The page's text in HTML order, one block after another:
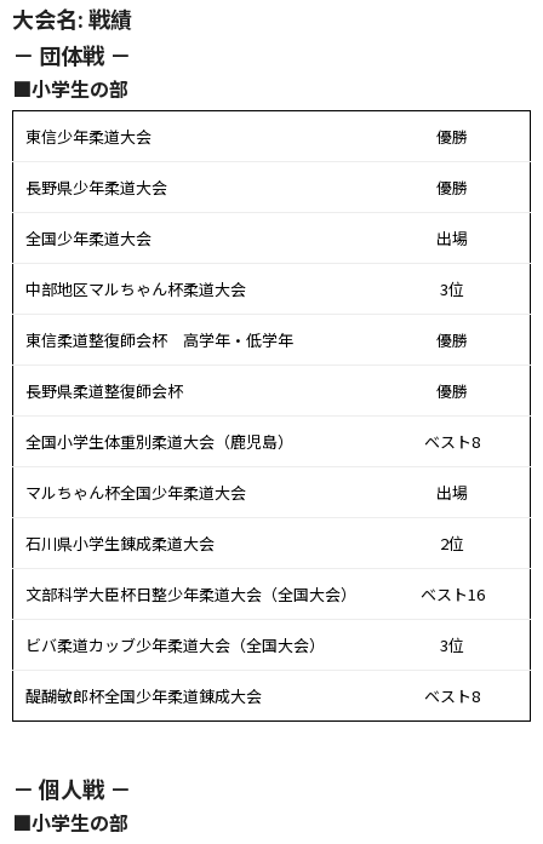
大会名: 戦績
－ 団体戦 －
■小学生の部
東信少年柔道大会 優勝
長野県少年柔道大会 優勝
全国少年柔道大会 出場
中部地区マルちゃん杯柔道大会 3位
東信柔道整復師会杯 高学年・低学年 優勝
長野県柔道整復師会杯 優勝
全国小学生体重別柔道大会（鹿児島） ベスト8
マルちゃん杯全国少年柔道大会 出場
石川県小学生錬成柔道大会 2位
文部科学大臣杯日整少年柔道大会（全国大会） ベスト16
ビバ柔道カッブ少年柔道大会（全国大会） 3位
醍醐敏郎杯全国少年柔道錬成大会 ベスト8
－ 個人戦 －
■小学生の部